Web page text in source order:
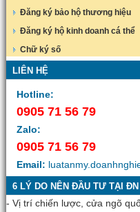
Đăng ký bảo hộ thương hiệu
Đăng ký hộ kinh doanh cá thể
Chữ ký số
LIÊN HỆ
Hotline:
0905 71 56 79
Zalo:
0905 71 56 79
Email:
6 LÝ DO NÊN ĐẦU TƯ TẠI ĐN
- Vị trí chiến lược, cửa ngõ